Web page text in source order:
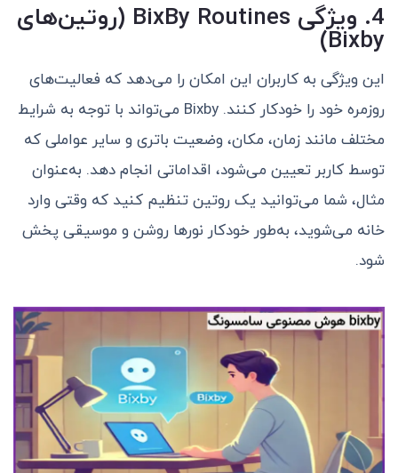
4. ویژگی BixBy Routines (روتین‌های
Bixby)
این ویژگی به کاربران این امکان را می‌دهد که فعالیت‌های
روزمره خود را خودکار کنند. Bixby می‌تواند با توجه به شرایط
مختلف مانند زمان، مکان، وضعیت باتری و سایر عواملی که
توسط کاربر تعیین می‌شود، اقداماتی انجام دهد. به‌عنوان
مثال، شما می‌توانید یک روتین تنظیم کنید که وقتی وارد
خانه می‌شوید، به‌طور خودکار نورها روشن و موسیقی پخش
شود.